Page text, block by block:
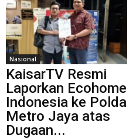
Nasional
KaisarTV Resmi
Laporkan Ecohome
Indonesia ke Polda
Metro Jaya atas
Dugaan...